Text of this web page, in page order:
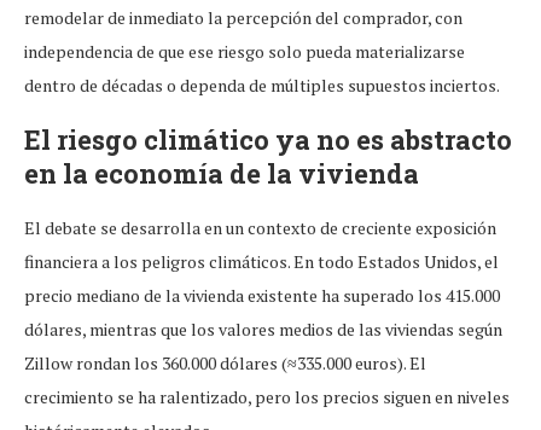
remodelar de inmediato la percepción del comprador, con
independencia de que ese riesgo solo pueda materializarse
dentro de décadas o dependa de múltiples supuestos inciertos.
El riesgo climático ya no es abstracto
en la economía de la vivienda
El debate se desarrolla en un contexto de creciente exposición
financiera a los peligros climáticos. En todo Estados Unidos, el
precio mediano de la vivienda existente ha superado los 415.000
dólares, mientras que los valores medios de las viviendas según
Zillow rondan los 360.000 dólares (≈335.000 euros). El
crecimiento se ha ralentizado, pero los precios siguen en niveles